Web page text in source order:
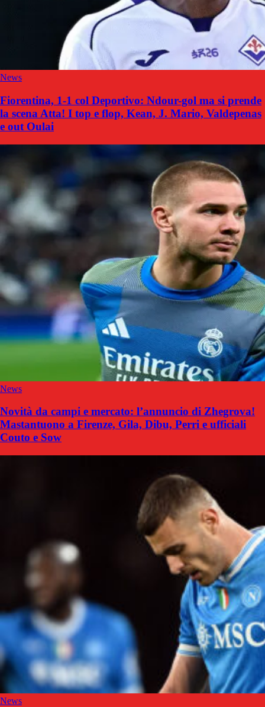
News
Fiorentina, 1-1 col Deportivo: Ndour-gol ma si prende
la scena Atta! I top e flop, Kean, J. Mario, Valdepenas
e out Oulai
News
Novità da campi e mercato: l’annuncio di Zhegrova!
Mastantuono a Firenze, Gila, Dibu, Perri e ufficiali
Couto e Sow
News